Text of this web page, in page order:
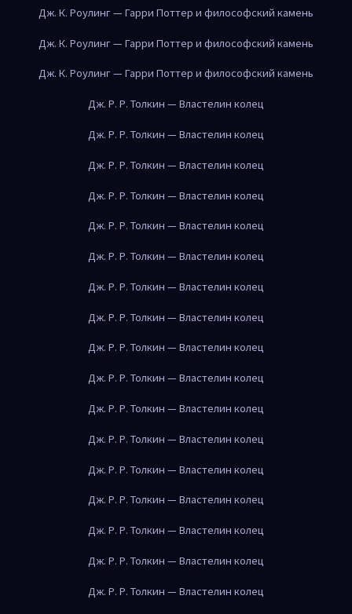
Дж. К. Роулинг — Гарри Поттер и философский камень
Дж. К. Роулинг — Гарри Поттер и философский камень
Дж. К. Роулинг — Гарри Поттер и философский камень
Дж. Р. Р. Толкин — Властелин колец
Дж. Р. Р. Толкин — Властелин колец
Дж. Р. Р. Толкин — Властелин колец
Дж. Р. Р. Толкин — Властелин колец
Дж. Р. Р. Толкин — Властелин колец
Дж. Р. Р. Толкин — Властелин колец
Дж. Р. Р. Толкин — Властелин колец
Дж. Р. Р. Толкин — Властелин колец
Дж. Р. Р. Толкин — Властелин колец
Дж. Р. Р. Толкин — Властелин колец
Дж. Р. Р. Толкин — Властелин колец
Дж. Р. Р. Толкин — Властелин колец
Дж. Р. Р. Толкин — Властелин колец
Дж. Р. Р. Толкин — Властелин колец
Дж. Р. Р. Толкин — Властелин колец
Дж. Р. Р. Толкин — Властелин колец
Дж. Р. Р. Толкин — Властелин колец